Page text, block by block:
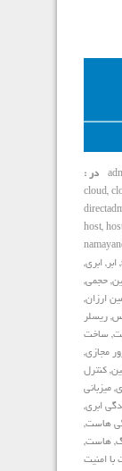
در :
cloud,
host,
, ابر , ابری,
, حجمی,
ارزان,
, ریسلر
, ساخت
مجازی,
, کنترل
, میزبانی
ابری,
هاست,
, هاست,
امنیت